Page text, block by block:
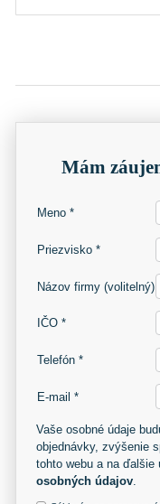
Mám
Meno *
Priezvisko *
Názov firmy (volitelný)
IČO *
Telefón *
E-mail *
Vaše osobné údaje
objednávky, zvýšenie
tohto webu a na ďalšie
osobných údajov.